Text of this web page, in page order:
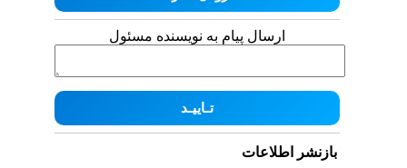
ارسال پیام به نویسنده مسئول
بازنشر اطلاعات